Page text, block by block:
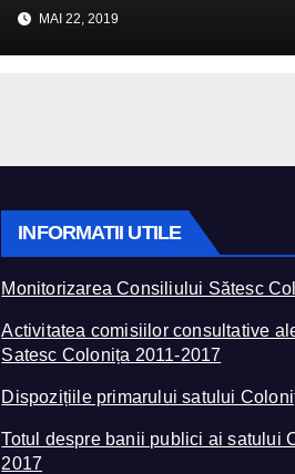
MAI 22, 2019
INFORMATII UTILE
Monitorizarea Consiliului Sătesc
Activitatea comisiilor consultative
Satesc Colonița 2011-2017
Dispozițiile primarului satului
Totul despre banii publici ai satului
2017